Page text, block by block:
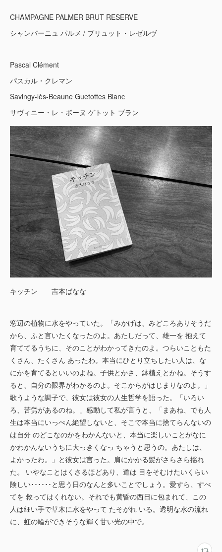
CHAMPAGNE PALMER BRUT RESERVE
シャンパーニュ パルメ / ブリュット・レゼルヴ
Pascal Clément
パスカル・クレマン
Savingy-lès-Beaune Guetottes Blanc
サヴィニー・レ・ボーヌ ゲトット ブラン
キッチン 吉本ばなな
窓辺の植物に水をやっていた。「みかげは、みどころありそうだ
から、ふと言いたくなったのよ。あたしだって、雄一を 抱えて
育ててるうちに、そのことがわかってきたのよ。つらいこともた
くさん、たくさん あったわ。本当にひとり立ちしたい人は、な
にかを育てるといいのよね。子供とかさ、鉢植えとかね。そうす
ると、自分の限界がわかるのよ。そこからがはじまりなのよ。」
歌うような調子で、彼女は彼女の人生哲学を語った。「いろい
ろ、苦労があるのね。」感動して私が言うと、「まあね、でも人
生は本当にいっぺん絶望しないと、そこで本当に捨てらんないの
は自分 のどこなのかをわかんないと、本当に楽しいことがなに
かわかんないうちに大っきくなっ ちゃうと思うの。あたしは、
よかったわ。」と彼女は言った。肩にかかる髪がさらさら揺れ
た。 いやなことはくさるほどあり、道は 目をそむけたいくらい
険しい･･････と思う日のなんと多いことでしょう。愛すら、すべ
てを 救ってはくれない。それでも黄昏の西日に包まれて、この
人は細い手で草木に水をやって たそがれ いる。透明な水の流れ
に、虹の輪ができそうな輝く甘い光の中で。